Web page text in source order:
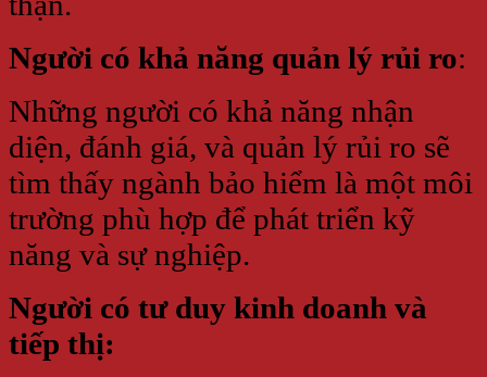
Người có khả năng quản lý rủi ro:
Những người có khả năng nhận
diện, đánh giá, và quản lý rủi ro sẽ
tìm thấy ngành bảo hiểm là một môi
trường phù hợp để phát triển kỹ
năng và sự nghiệp.
Người có tư duy kinh doanh và
tiếp thị: